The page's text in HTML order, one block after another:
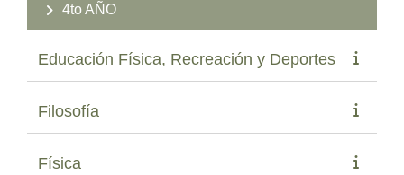
4to AÑO
Educación Física, Recreación y Deportes
Filosofía
Física